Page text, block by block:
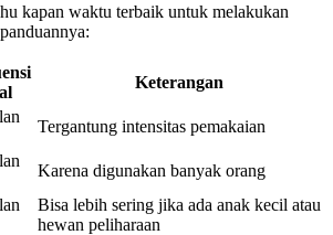
kapan waktu terbaik untuk melakukan
Keterangan
Tergantung intensitas pemakaian
Karena digunakan banyak orang
Bisa lebih sering jika ada anak kecil atau
hewan peliharaan